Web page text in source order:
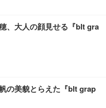
、大人の顔見せる『blt gra
の美貌とらえた『blt grap